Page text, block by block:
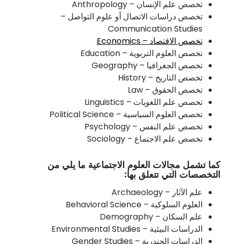
تخصص علم الإنسان – Anthropology
تخصص دراسات الاتصال أو علوم التواصل –
Communication Studies
تخصص الاقتصاد – Economics
تخصص العلوم التربوية – Education
تخصص الجغرافيا – Geography
تخصص التاريخ – History
تخصص الحقوق – Law
تخصص علم اللغويات – Linguistics
تخصص العلوم السياسية – Political Science
تخصص علم النفس – Psychology
تخصص علم الاجتماع – Sociology
كما تشمل مجالات العلوم الاجتماعية ما يلي من
التخصصات التي تتعلق بها:
علم الآثار – Archaeology
العلوم السلوكية – Behavioral Science
علم السكان – Demography
الدراسات البيئية – Environmental Studies
الدراسات الجندرية – Gender Studies